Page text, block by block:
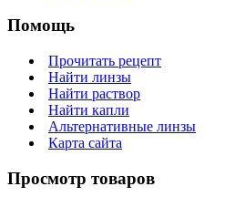
Помощь
Прочитать рецепт
Найти линзы
Найти раствор
Найти капли
Альтернативные линзы
Карта сайта
Просмотр товаров